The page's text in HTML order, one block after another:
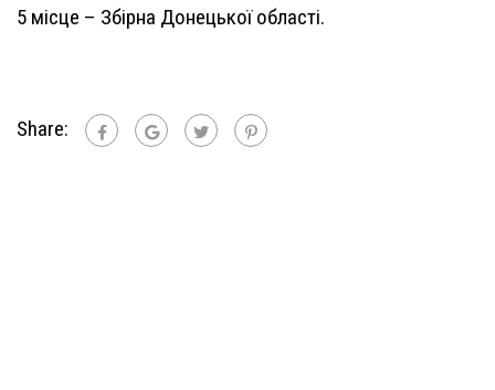
5 місце – Збірна Донецької області.
Share: